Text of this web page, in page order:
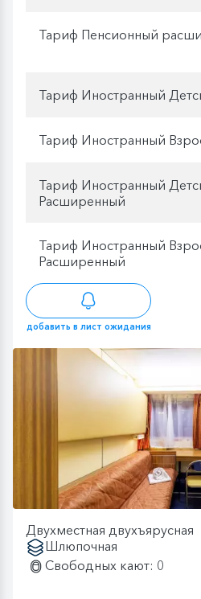
Тариф Пенсионный
Тариф Иностранный
Тариф Иностранный
Тариф Иностранный
Расширенный
Тариф Иностранный
Расширенный
добавить в лист ожидания
Двухместная двухъярусная
Шлюпочная
Свободных кают: 0